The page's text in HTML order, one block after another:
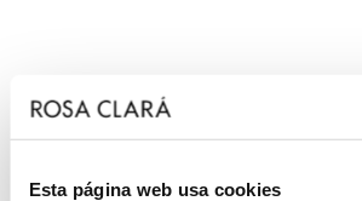
Esta página web usa cookies